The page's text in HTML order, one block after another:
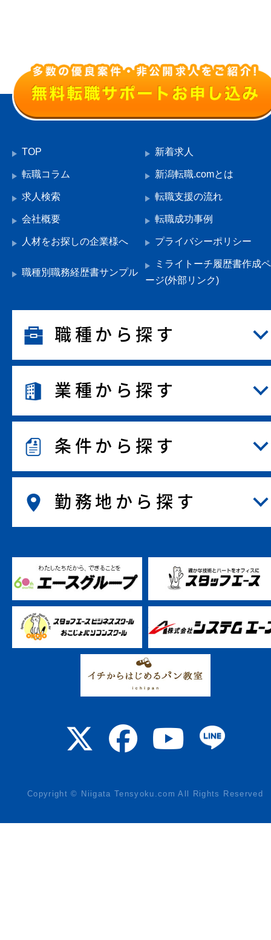
TOP 新着求人
転職コラム 新潟転職.comとは
求人検索 転職支援の流れ
会社概要 転職成功事例
人材をお探しの企業様へ プライバシーポリシー
職種別職務経歴書サンプル
ミライトーチ履歴書作成ペ
ージ(外部リンク)
職種から探す
業種から探す
条件から探す
勤務地から探す
Copyright © Niigata Tensyoku.com All Rights Reserved